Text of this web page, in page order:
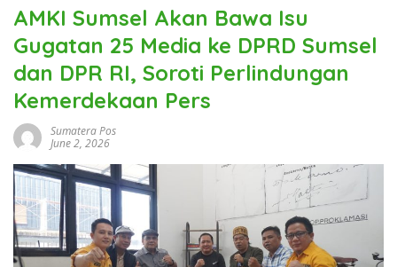
AMKI Sumsel Akan Bawa Isu
Gugatan 25 Media ke DPRD Sumsel
dan DPR RI, Soroti Perlindungan
Kemerdekaan Pers
Sumatera Pos
June 2, 2026